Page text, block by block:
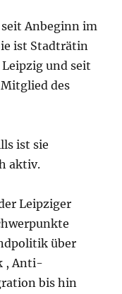
Anbeginn im
ist Stadträtin
und seit
des
ist sie
aktiv.
Leipziger
über
, Anti-
bis hin